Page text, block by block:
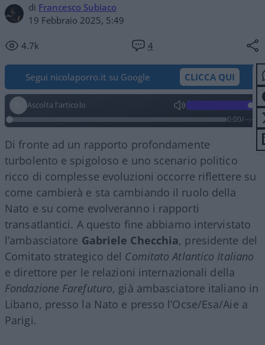
di Francesco Subiaco
19 Febbraio 2025, 5:49
4.7k 4
Segui nicolaporro.it su Google CLICCA QUI
Ascolta l'articolo
0:00/--:--
Di fronte ad un rapporto profondamente
turbolento e spigoloso e uno scenario politico
ricco di complesse evoluzioni occorre riflettere su
come cambierà e sta cambiando il ruolo della
Nato e su come evolveranno i rapporti
transatlantici. A questo fine abbiamo intervistato
l’ambasciatore Gabriele Checchia, presidente del
Comitato strategico del Comitato Atlantico Italiano
e direttore per le relazioni internazionali della
Fondazione Farefuturo, già ambasciatore italiano in
Libano, presso la Nato e presso l’Ocse/Esa/Aie a
Parigi.